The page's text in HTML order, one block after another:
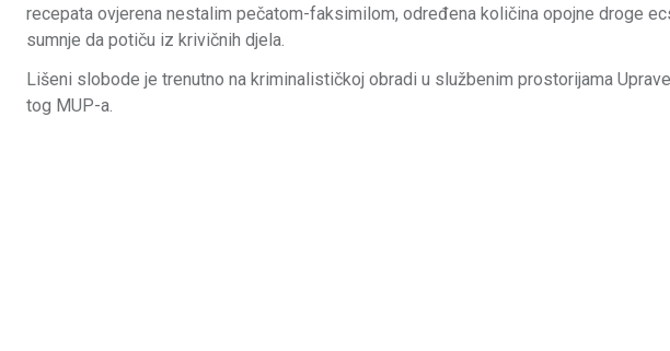
recepata ovjerena nestalim pečatom-faksimilom, određena količina opojne droge
sumnje da potiču iz krivičnih djela.
Lišeni slobode je trenutno na kriminalističkoj obradi u službenim prostorijama
tog MUP-a.